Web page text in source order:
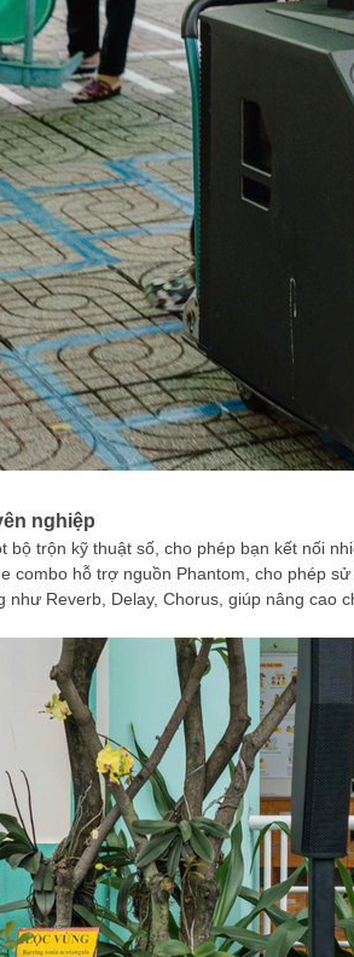
nghiệp
bộ trộn kỹ thuật số, cho phép bạn kết nối
combo hỗ trợ nguồn Phantom, cho phép
như Reverb, Delay, Chorus, giúp nâng cao